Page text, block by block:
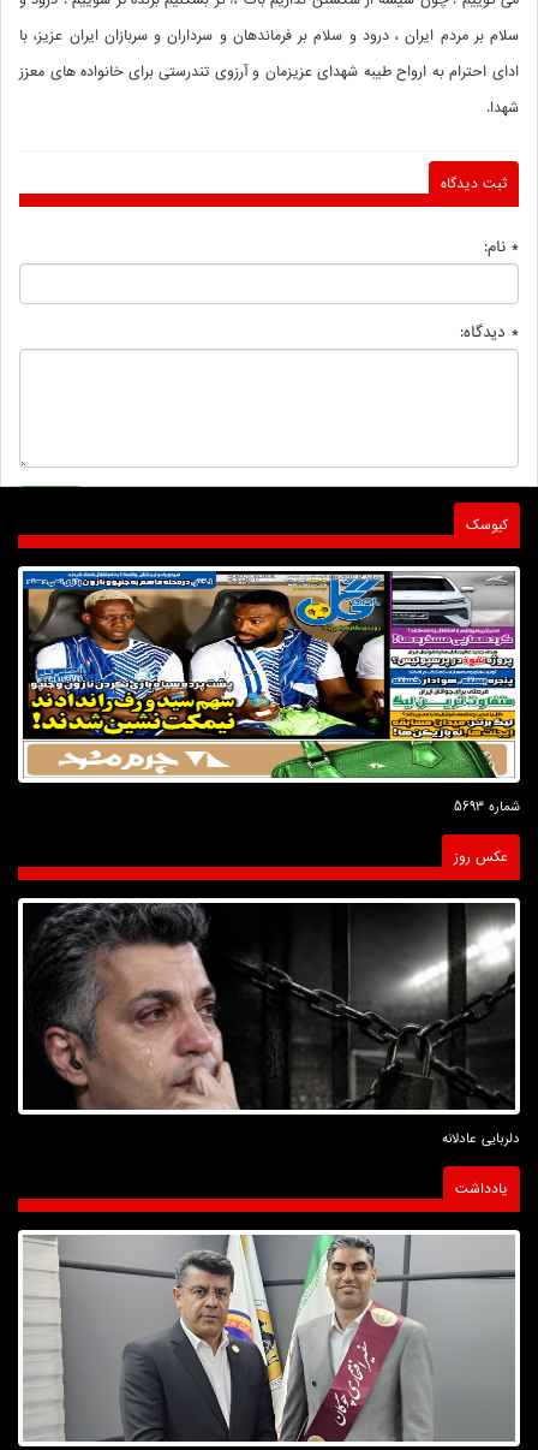
سلام بر مردم ایران ، درود و سلام بر فرماندهان و سرداران و سربازان ایران عزیز، با
ادای احترام به ارواح طیبه شهدای عزیزمان و آرزوی تندرستی برای خانواده های معزز
شهدا.
ثبت دیدگاه
* نام:
* دیدگاه:
کیوسک
شماره 5693
عکس روز
دلربایی عادلانه
یادداشت